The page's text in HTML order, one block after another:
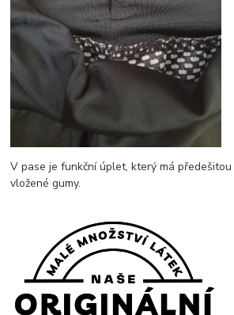
V pase je funkční úplet, který má
vložené gumy.